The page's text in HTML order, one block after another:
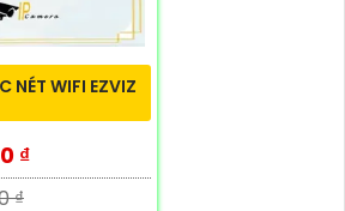
NÉT WIFI EZVIZ
₫
₫